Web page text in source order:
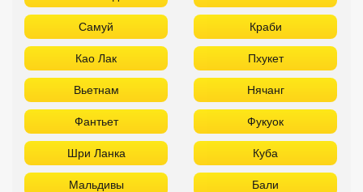
Самуй Краби
Као Лак Пхукет
Вьетнам Нячанг
Фантьет Фукуок
Шри Ланка Куба
Мальдивы Бали